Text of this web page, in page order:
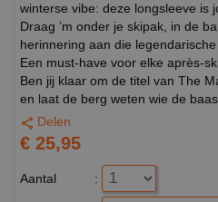
winterse vibe: deze longsleeve is
Draag ’m onder je skipak, in de
herinnering aan die
Een must-have voor elke après-
Ben jij klaar om de titel van The
en laat de berg weten wie de
Delen
€ 25,95
Aantal :